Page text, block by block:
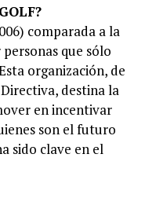
comparada a la
que sólo
organización, de
destina la
en incentivar
son el futuro
sido clave en el